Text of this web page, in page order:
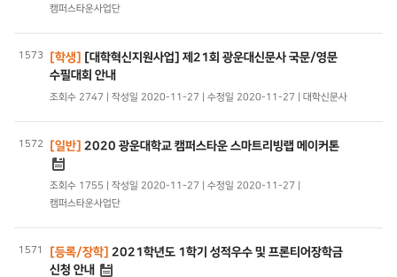
캠퍼스타운사업단
1573 [학생] [대학혁신지원사업] 제21회 광운대신문사 국문/영문
수필대회 안내
조회수 2747 | 작성일 2020-11-27 | 수정일 2020-11-27 | 대학신문사
1572 [일반] 2020 광운대학교 캠퍼스타운 스마트리빙랩 메이커톤
조회수 1755 | 작성일 2020-11-27 | 수정일 2020-11-27 |
캠퍼스타운사업단
1571 [등록/장학] 2021학년도 1학기 성적우수 및 프론티어장학금
신청 안내